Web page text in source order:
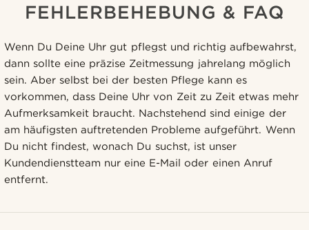
FEHLERBEHEBUNG & FAQ
Wenn Du Deine Uhr gut pflegst und richtig aufbewahrst,
dann sollte eine präzise Zeitmessung jahrelang möglich
sein. Aber selbst bei der besten Pflege kann es
vorkommen, dass Deine Uhr von Zeit zu Zeit etwas mehr
Aufmerksamkeit braucht. Nachstehend sind einige der
am häufigsten auftretenden Probleme aufgeführt. Wenn
Du nicht findest, wonach Du suchst, ist unser
Kundendienstteam nur eine E-Mail oder einen Anruf
entfernt.